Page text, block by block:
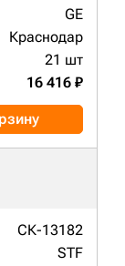
GE
Краснодар
21 шт
16 416 ₽
СК-13182
STF